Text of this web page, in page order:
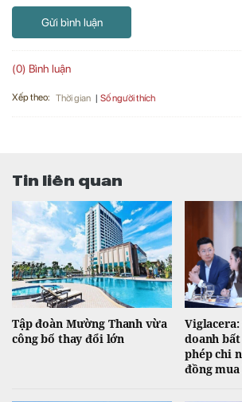
Gửi bình luận
(0) Bình luận
Xếp theo: Thời gian Số người thích
Tin liên quan
Tập đoàn Mường Thanh vừa
công bố thay đổi lớn
doanh
phép chi
đồng mua